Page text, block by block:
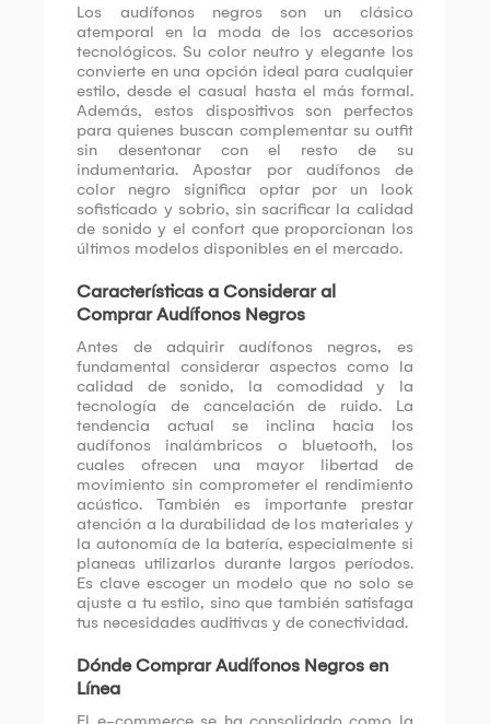
Los audífonos negros son un clásico
atemporal en la moda de los accesorios
tecnológicos. Su color neutro y elegante los
convierte en una opción ideal para cualquier
estilo, desde el casual hasta el más formal.
Además, estos dispositivos son perfectos
para quienes buscan complementar su outfit
sin desentonar con el resto de su
indumentaria. Apostar por audífonos de
color negro significa optar por un look
sofisticado y sobrio, sin sacrificar la calidad
de sonido y el confort que proporcionan los
últimos modelos disponibles en el mercado.
Características a Considerar al
Comprar Audífonos Negros
Antes de adquirir audífonos negros, es
fundamental considerar aspectos como la
calidad de sonido, la comodidad y la
tecnología de cancelación de ruido. La
tendencia actual se inclina hacia los
audífonos inalámbricos o bluetooth, los
cuales ofrecen una mayor libertad de
movimiento sin comprometer el rendimiento
acústico. También es importante prestar
atención a la durabilidad de los materiales y
la autonomía de la batería, especialmente si
planeas utilizarlos durante largos períodos.
Es clave escoger un modelo que no solo se
ajuste a tu estilo, sino que también satisfaga
tus necesidades auditivas y de conectividad.
Dónde Comprar Audífonos Negros en
Línea